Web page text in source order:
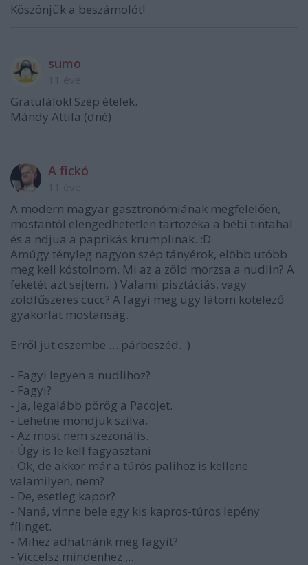
Köszönjük a beszámolót!
sumo
Gratulálok! Szép ételek.
Mándy Attila (dné)
A fickó
A modern magyar gasztronómiának megfelelően,
mostantól elengedhetetlen tartozéka a bébi tintahal
és a ndjua a paprikás krumplinak. :D
Amúgy tényleg nagyon szép tányérok, előbb utóbb
meg kell kóstolnom. Mi az a zöld morzsa a nudlin? A
feketét azt sejtem. :) Valami pisztáciás, vagy
zöldfűszeres cucc? A fagyi meg úgy látom kötelező
gyakorlat mostanság.
Erről jut eszembe … párbeszéd. :)
- Fagyi legyen a nudlihoz?
- Fagyi?
- Ja, legalább pörög a Pacojet.
- Lehetne mondjuk szilva.
- Az most nem szezonális.
- Úgy is le kell fagyasztani.
- Ok, de akkor már a túrós palihoz is kellene
valamilyen, nem?
- De, esetleg kapor?
- Naná, vinne bele egy kis kapros-túros lepény
fílinget.
- Mihez adhatnánk még fagyit?
- Viccelsz mindenhez ...